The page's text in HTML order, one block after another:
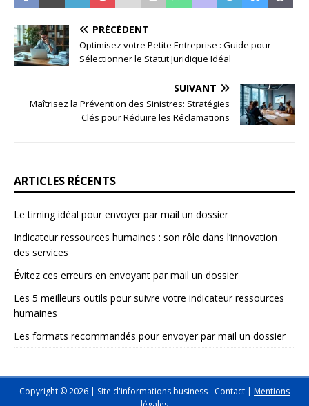
PRÉCÉDENT
Optimisez votre Petite Entreprise : Guide pour
Sélectionner le Statut Juridique Idéal
SUIVANT
Maîtrisez la Prévention des Sinistres: Stratégies
Clés pour Réduire les Réclamations
ARTICLES RÉCENTS
Le timing idéal pour envoyer par mail un dossier
Indicateur ressources humaines : son rôle dans l’innovation
des services
Évitez ces erreurs en envoyant par mail un dossier
Les 5 meilleurs outils pour suivre votre indicateur ressources
humaines
Les formats recommandés pour envoyer par mail un dossier
Copyright © 2026 | Site d'informations business - Contact | Mentions